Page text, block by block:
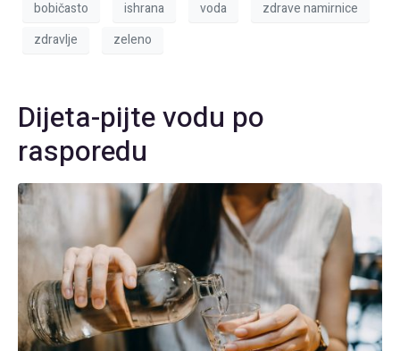
bobičasto ishrana voda
zdrave namirnice
zdravlje
zeleno
Dijeta-pijte vodu po
rasporedu